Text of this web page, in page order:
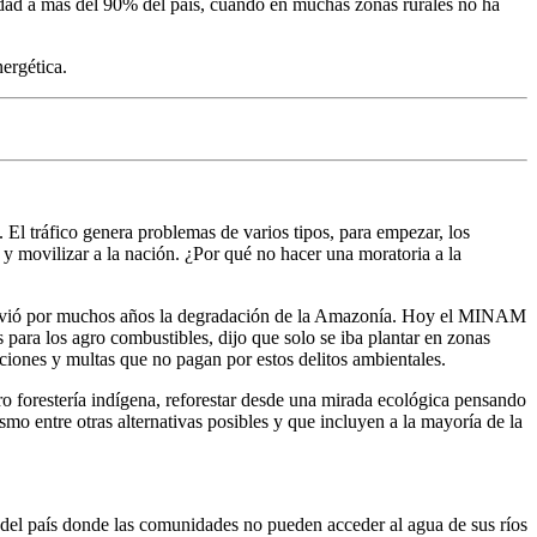
a más del 90% del país, cuando en muchas zonas rurales no ha
tráfico genera problemas de varios tipos, para empezar, los
movilizar a la nación. ¿Por qué no hacer una moratoria a la
por muchos años la degradación de la Amazonía. Hoy el MINAM
los agro combustibles, dijo que solo se iba plantar en zonas
y multas que no pagan por estos delitos ambientales.
indígena, reforestar desde una mirada ecológica pensando
entre otras alternativas posibles y que incluyen a la mayoría de la
país donde las comunidades no pueden acceder al agua de sus ríos